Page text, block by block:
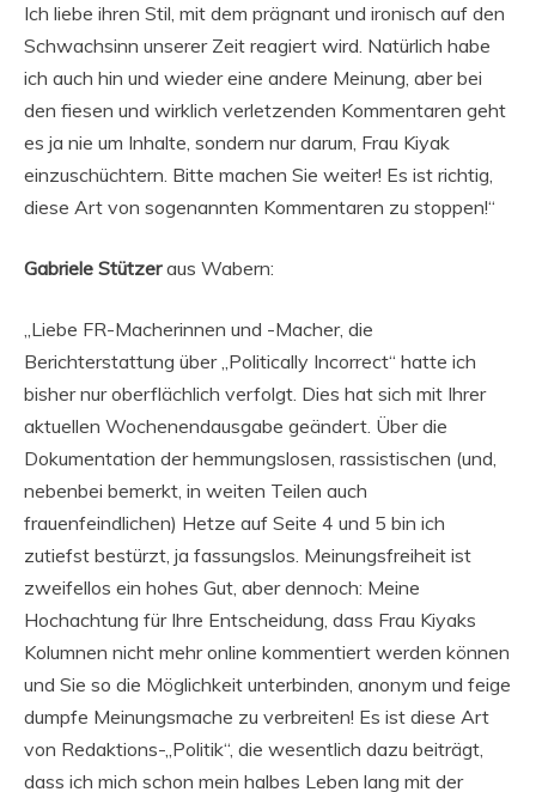
Ich liebe ihren Stil, mit dem prägnant und ironisch auf den
Schwachsinn unserer Zeit reagiert wird. Natürlich habe
ich auch hin und wieder eine andere Meinung, aber bei
den fiesen und wirklich verletzenden Kommentaren geht
es ja nie um Inhalte, sondern nur darum, Frau Kiyak
einzuschüchtern. Bitte machen Sie weiter! Es ist richtig,
diese Art von sogenannten Kommentaren zu stoppen!“
Gabriele Stützeraus Wabern:
„Liebe FR-Macherinnen und -Macher, die
Berichterstattung über „Politically Incorrect“ hatte ich
bisher nur oberflächlich verfolgt. Dies hat sich mit Ihrer
aktuellen Wochenendausgabe geändert. Über die
Dokumentation der hemmungslosen, rassistischen (und,
nebenbei bemerkt, in weiten Teilen auch
frauenfeindlichen) Hetze auf Seite 4 und 5 bin ich
zutiefst bestürzt, ja fassungslos. Meinungsfreiheit ist
zweifellos ein hohes Gut, aber dennoch: Meine
Hochachtung für Ihre Entscheidung, dass Frau Kiyaks
Kolumnen nicht mehr online kommentiert werden können
und Sie so die Möglichkeit unterbinden, anonym und feige
dumpfe Meinungsmache zu verbreiten! Es ist diese Art
von Redaktions-„Politik“, die wesentlich dazu beiträgt,
dass ich mich schon mein halbes Leben lang mit der